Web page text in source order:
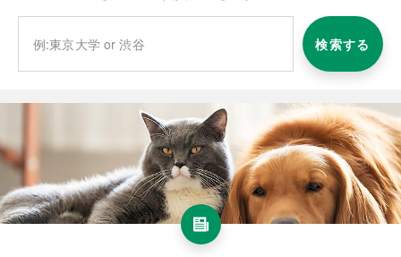
検索する